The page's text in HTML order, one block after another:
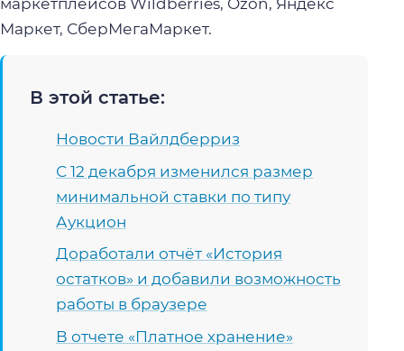
маркетплейсов Wildberries, Ozon, Яндекс
Маркет, СберМегаМаркет.
В этой статье:
Новости Вайлдберриз
С 12 декабря изменился размер
минимальной ставки по типу
Аукцион
Доработали отчёт «История
остатков» и добавили возможность
работы в браузере
В отчете «Платное хранение»